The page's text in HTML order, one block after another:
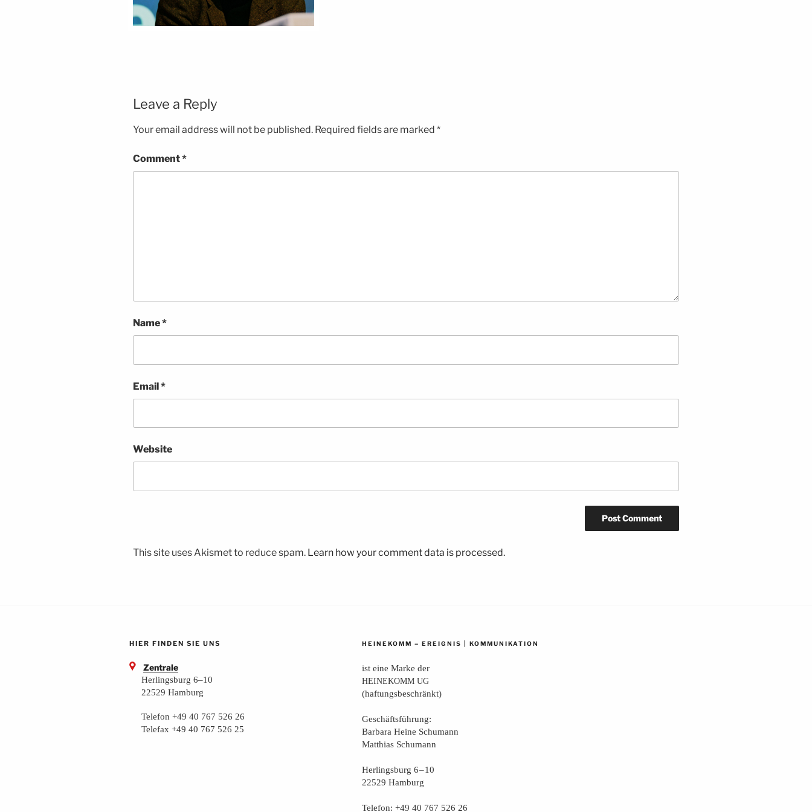
Leave a Reply
Your email address will not be published. Required fields are marked *
Comment*
Name*
Email*
Website
This site uses Akismet to reduce spam. Learn how your comment data is processed.
HIER FINDEN SIE UNS
Zentrale
Herlingsburg 6–10
22529 Hamburg
Telefon +49 40 767 526 26
Telefax +49 40 767 526 25
HEINEKOMM – EREIGNIS | KOMMUNIKATION
ist eine Mar­ke der
HEINEKOMM UG
(haf­tungs­be­schränkt)
Geschäfts­füh­rung:
Bar­ba­ra Hei­ne Schumann
Mat­thi­as Schumann
Her­lings­burg 6 – 10
22529 Hamburg
Tele­fon: +49 40 767 526 26